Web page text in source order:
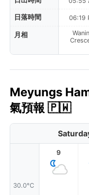
日落時間
月相
06:19
Meyungs
氣預報 🇵🇼
30.0°C
9